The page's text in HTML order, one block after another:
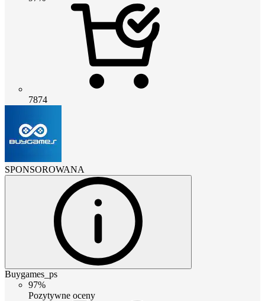
7874
SPONSOROWANA
Buygames_ps
97%
Pozytywne oceny